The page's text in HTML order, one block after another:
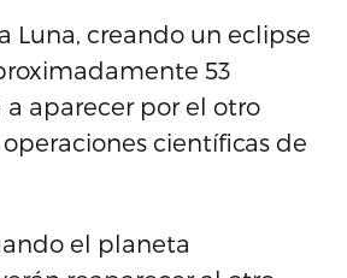
Luna, creando un eclipse
53
a aparecer por el otro
científicas de
el planeta